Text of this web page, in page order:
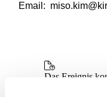
Email: